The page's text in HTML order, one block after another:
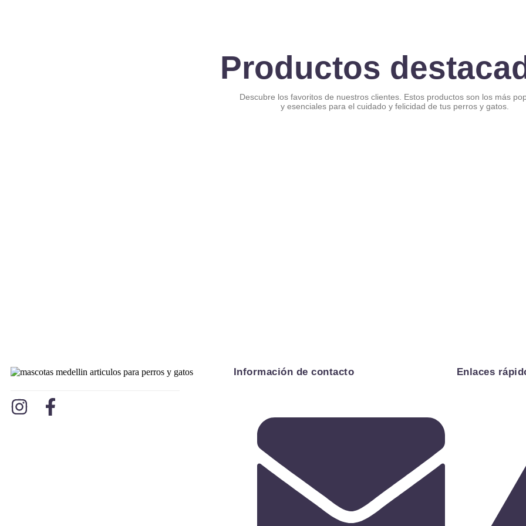
Productos
Descubre los favoritos de nuestros clientes. Estos productos son los más
y esenciales para el cuidado y felicidad de tus perros y gatos.
Información de contacto Enlaces